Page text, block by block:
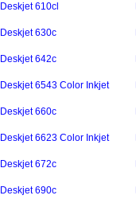
Deskjet 610cl
Deskjet 630c
Deskjet 642c
Deskjet 6543 Color Inkjet
Deskjet 660c
Deskjet 6623 Color Inkjet
Deskjet 672c
Deskjet 690c